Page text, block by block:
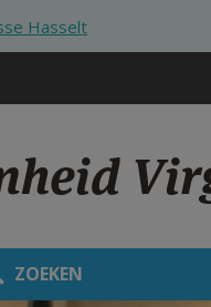
Hasselt
ZOEKEN